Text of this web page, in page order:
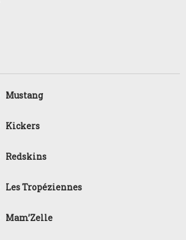
Mustang
Kickers
Redskins
Les Tropéziennes
Mam’Zelle